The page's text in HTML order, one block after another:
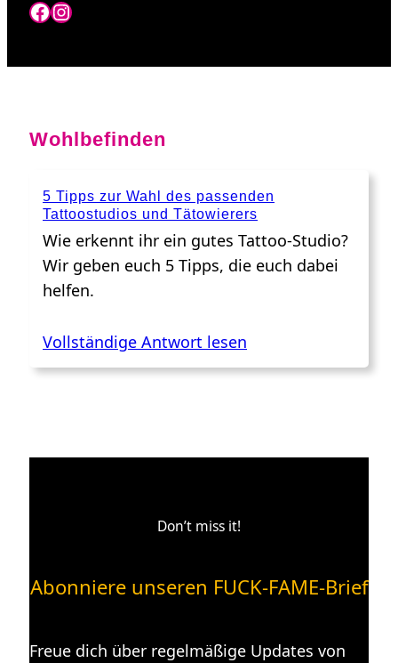
Facebook
Instagram
Wohlbefinden
5 Tipps zur Wahl des passenden
Tattoostudios und Tätowierers
Wie erkennt ihr ein gutes Tattoo-Studio?
Wir geben euch 5 Tipps, die euch dabei
helfen.
Vollständige Antwort lesen
Don’t miss it!
Abonniere unseren FUCK-FAME-Brief
Freue dich über regelmäßige Updates von